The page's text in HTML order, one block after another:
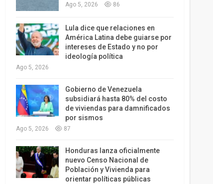
Ago 5, 2026 86
Lula dice que relaciones en
América Latina debe guiarse por
intereses de Estado y no por
ideología política
Ago 5, 2026
Gobierno de Venezuela
subsidiará hasta 80% del costo
de viviendas para damnificados
por sismos
Ago 5, 2026 87
Honduras lanza oficialmente
nuevo Censo Nacional de
Población y Vivienda para
orientar políticas públicas